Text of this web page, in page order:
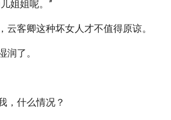
姐姐呢。”
云客卿这种坏女人才不值得原谅。
润了。
，什么情况？